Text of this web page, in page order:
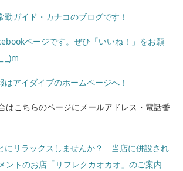
勤ガイド・カナコのブログです！
ページです。ぜひ「いいね！」をお願
_)m
はアイダイブのホームページへ！
はこちらのページにメールアドレス・電話番
にリラックスしませんか？ 当店に併設され
ントのお店「リフレクカオカオ」のご案内